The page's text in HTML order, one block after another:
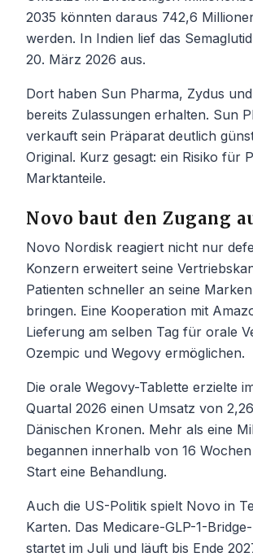
2035 könnten daraus 742,6
werden. In Indien lief das
20. März 2026 aus.
Dort haben Sun Pharma, Zydus
bereits Zulassungen erhalten. Sun
verkauft sein Präparat deutlich
Original. Kurz gesagt: ein Risiko für
Marktanteile.
Novo baut den Zugang
Novo Nordisk reagiert nicht nur
Konzern erweitert seine
Patienten schneller an seine
bringen. Eine Kooperation mit
Lieferung am selben Tag für orale
Ozempic und Wegovy ermöglichen.
Die orale Wegovy-Tablette erzielte
Quartal 2026 einen Umsatz von
Dänischen Kronen. Mehr als eine
begannen innerhalb von 16
Start eine Behandlung.
Auch die US-Politik spielt Novo in
Karten. Das Medicare-GLP-1-
startet im Juli und läuft bis Ende